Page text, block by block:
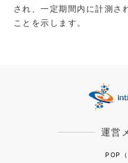
され、⼀定期間内に計測
ことを⽰します。
運営
POP